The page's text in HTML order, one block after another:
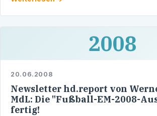
2008
20.06.2008
Newsletter hd.report von
MdL: Die "Fußball-EM-2008-
fertig!